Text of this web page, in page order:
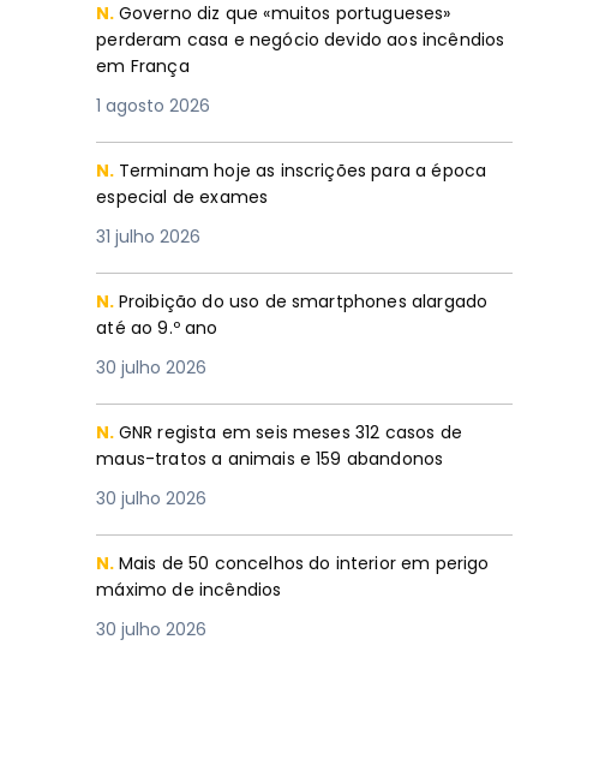
N. Governo diz que «muitos portugueses»
perderam casa e negócio devido aos incêndios
em França
1 agosto 2026
N. Terminam hoje as inscrições para a época
especial de exames
31 julho 2026
N. Proibição do uso de smartphones alargado
até ao 9.º ano
30 julho 2026
N. GNR regista em seis meses 312 casos de
maus-tratos a animais e 159 abandonos
30 julho 2026
N. Mais de 50 concelhos do interior em perigo
máximo de incêndios
30 julho 2026